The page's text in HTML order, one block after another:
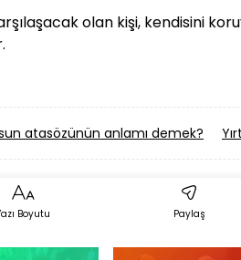
olan kişi, kendisini
atasözünün anlamı demek?
Boyutu Paylaş